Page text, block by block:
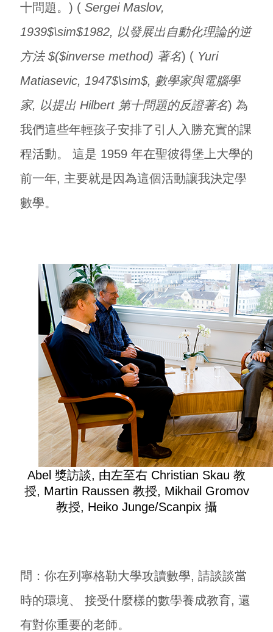
十問題。) ( Sergei Maslov,
1939$\sim$1982, 以發展出自動化理論的逆
方法 $($inverse method) 著名) ( Yuri
Matiasevic, 1947$\sim$, 數學家與電腦學
家, 以提出 Hilbert 第十問題的反證著名) 為
我們這些年輕孩子安排了引人入勝充實的課
程活動。 這是 1959 年在聖彼得堡上大學的
前一年, 主要就是因為這個活動讓我決定學
數學。
Abel 獎訪談, 由左至右 Christian Skau 教
授, Martin Raussen 教授, Mikhail Gromov
教授, Heiko Junge/Scanpix 攝
問：你在列寧格勒大學攻讀數學, 請談談當
時的環境、 接受什麼樣的數學養成教育, 還
有對你重要的老師。